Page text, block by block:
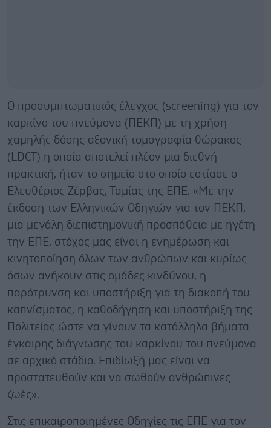
Ο προσυμπτωματικός έλεγχος (screening) για τον
καρκίνο του πνεύμονα (ΠΕΚΠ) με τη χρήση
χαμηλής δόσης αξονική τομογραφία θώρακος
(LDCT) η οποία αποτελεί πλέον μια διεθνή
πρακτική, ήταν το σημείο στο οποίο εστίασε ο
Ελευθέριος Ζέρβας, Ταμίας της ΕΠΕ. «Με την
έκδοση των Ελληνικών Οδηγιών για τον ΠΕΚΠ,
μια μεγάλη διεπιστημονική προσπάθεια με ηγέτη
την ΕΠΕ, στόχος μας είναι η ενημέρωση και
κινητοποίηση όλων των ανθρώπων και κυρίως
όσων ανήκουν στις ομάδες κινδύνου, η
παρότρυνση και υποστήριξη για τη διακοπή του
καπνίσματος, η καθοδήγηση και υποστήριξη της
Πολιτείας ώστε να γίνουν τα κατάλληλα βήματα
έγκαιρης διάγνωσης του καρκίνου του πνεύμονα
σε αρχικό στάδιο. Επιδίωξή μας είναι να
προστατευθούν και να σωθούν ανθρώπινες
ζωές».
Στις επικαιροποιημένες Οδηγίες τις ΕΠΕ για τον